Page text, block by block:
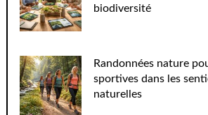
biodiversité
Randonnées nature
sportives dans les
naturelles